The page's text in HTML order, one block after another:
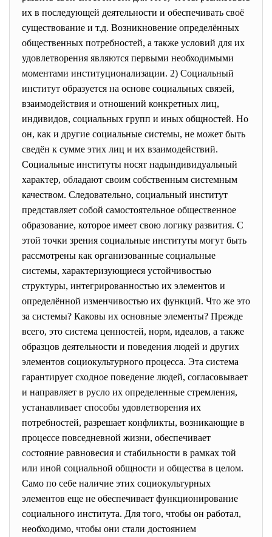
их в последующей деятельности и обеспечивать своё
существование и т.д. Возникновение определённых
общественных потребностей, а также условий для их
удовлетворения являются первыми необходимыми
моментами институционализации. 2) Социальный
институт образуется на основе социальных связей,
взаимодействия и отношений конкретных лиц,
индивидов, социальных групп и иных общностей. Но
он, как и другие социальные системы, не может быть
сведён к сумме этих лиц и их взаимодействий.
Социальные институты носят надындивидуальный
характер, обладают своим собственным системным
качеством. Следовательно, социальный институт
представляет собой самостоятельное общественное
образование, которое имеет свою логику развития. С
этой точки зрения социальные институты могут быть
рассмотрены как организованные социальные
системы, характеризующиеся устойчивостью
структуры, интегрированностью их элементов и
определённой изменчивостью их функций. Что же это
за системы? Каковы их основные элементы? Прежде
всего, это система ценностей, норм, идеалов, а также
образцов деятельности и поведения людей и других
элементов социокультурного процесса. Эта система
гарантирует сходное поведение людей, согласовывает
и направляет в русло их определенные стремления,
устанавливает способы удовлетворения их
потребностей, разрешает конфликты, возникающие в
процессе повседневной жизни, обеспечивает
состояние равновесия и стабильности в рамках той
или иной социальной общности и общества в целом.
Само по себе наличие этих социокультурных
элементов еще не обеспечивает функционирование
социального института. Для того, чтобы он работал,
необходимо, чтобы они стали достоянием